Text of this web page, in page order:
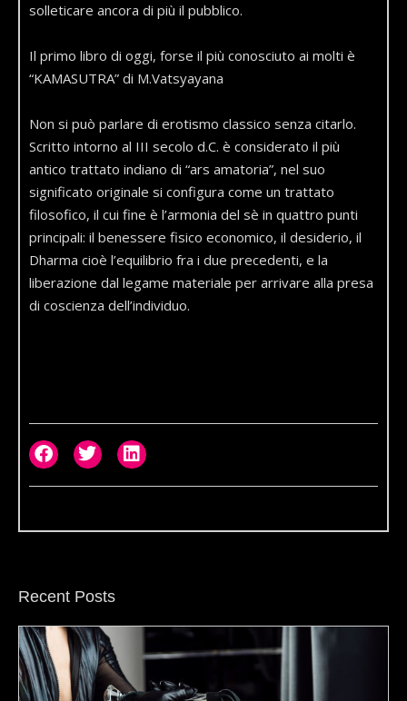
solleticare ancora di più il pubblico.
Il primo libro di oggi, forse il più conosciuto ai molti è
“KAMASUTRA” di M.Vatsyayana
Non si può parlare di erotismo classico senza citarlo.
Scritto intorno al III secolo d.C. è considerato il più
antico trattato indiano di “ars amatoria”, nel suo
significato originale si configura come un trattato
filosofico, il cui fine è l’armonia del sè in quattro punti
principali: il benessere fisico economico, il desiderio, il
Dharma cioè l’equilibrio fra i due precedenti, e la
liberazione dal legame materiale per arrivare alla presa
di coscienza dell’individuo.
Recent Posts